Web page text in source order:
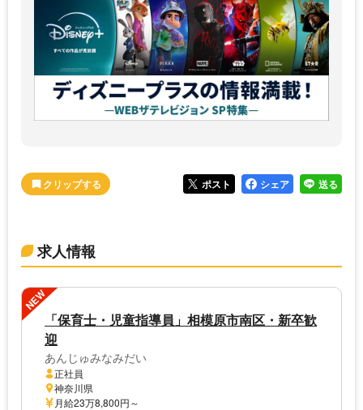
ポスト シェア 送る
求人情報
NEW
「保育士・児童指導員」相模原市南区・新卒歓
迎
あんじゅみなみだい
正社員
神奈川県
月給23万8,800円～